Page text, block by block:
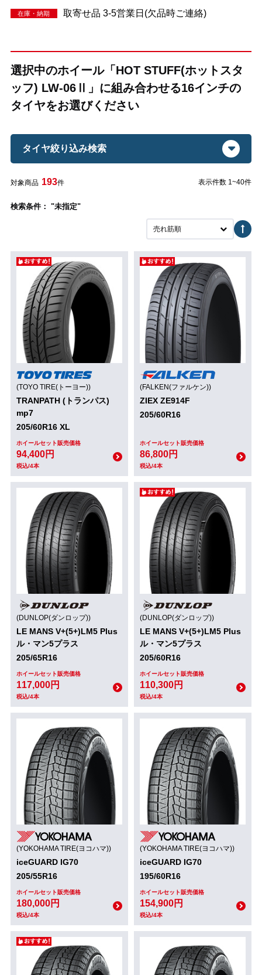
在庫・納期 取寄せ品 3-5営業日(欠品時ご連絡)
選択中のホイール「HOT STUFF(ホットスタ
ッフ) LW-06Ⅱ」に組み合わせる16インチの
タイヤをお選びください
タイヤ絞り込み検索
対象商品 193件 表示件数 1~40件
検索条件： "未指定"
売れ筋順
(TOYO TIRE(トーヨー))
TRANPATH (トランパス)
mp7
205/60R16 XL
ホイールセット販売価格
94,400円
税込/4本
(FALKEN(ファルケン))
ZIEX ZE914F
205/60R16
ホイールセット販売価格
86,800円
税込/4本
(DUNLOP(ダンロップ))
LE MANS V+(5+)LM5 Plus
ル・マン5プラス
205/65R16
ホイールセット販売価格
117,000円
税込/4本
(DUNLOP(ダンロップ))
LE MANS V+(5+)LM5 Plus
ル・マン5プラス
205/60R16
ホイールセット販売価格
110,300円
税込/4本
(YOKOHAMA TIRE(ヨコハマ))
iceGUARD IG70
205/55R16
ホイールセット販売価格
180,000円
税込/4本
(YOKOHAMA TIRE(ヨコハマ))
iceGUARD IG70
195/60R16
ホイールセット販売価格
154,900円
税込/4本